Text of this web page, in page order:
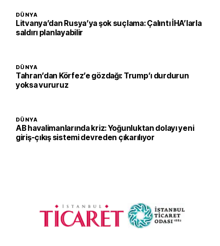
DÜNYA
Litvanya’dan Rusya’ya şok suçlama: Çalıntı İHA’larla
saldırı planlayabilir
DÜNYA
Tahran’dan Körfez’e gözdağı: Trump’ı durdurun
yoksa vururuz
DÜNYA
AB havalimanlarında kriz: Yoğunluktan dolayı yeni
giriş-çıkış sistemi devreden çıkarılıyor